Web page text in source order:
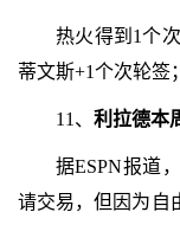
热火得到1个
蒂文斯+1个次轮签
11、 利拉德本
据ESPN报道
请交易，但因为自